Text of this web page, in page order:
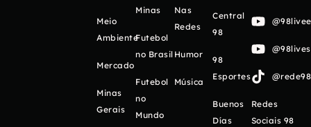
Meio
Ambiente
Mercado
Minas
Gerais
Minas
Futebol
no Brasil
Futebol
no
Mundo
Nas
Redes
Humor
Música
Central
98
98
Esportes
Buenos
Días
Redes
Sociais 98